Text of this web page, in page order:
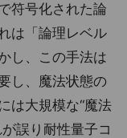
符号化された論
は「論理レベル
し、この手法は
し、魔法状態の
は大規模な“魔法
誤り耐性量子コ